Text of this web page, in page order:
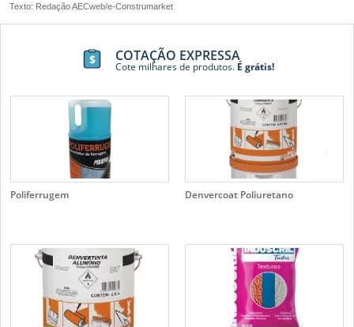
Texto: Redação AECweb/e-Construmarket
COTAÇÃO EXPRESSA
Cote milhares de produtos.É grátis!
Poliferrugem Denvercoat Poliuretano